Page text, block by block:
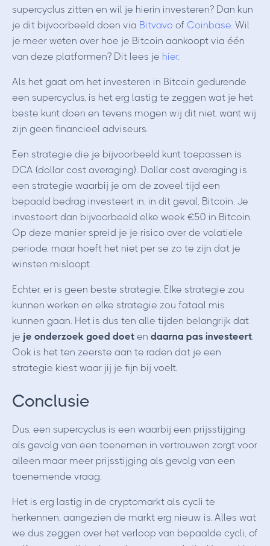
supercyclus zitten en wil je hierin investeren? Dan kun
je dit bijvoorbeeld doen via Bitvavo of Coinbase . Wil
je meer weten over hoe je Bitcoin aankoopt via één
van deze platformen? Dit lees je hier.
Als het gaat om het investeren in Bitcoin gedurende
een supercyclus, is het erg lastig te zeggen wat je het
beste kunt doen en tevens mogen wij dit niet, want wij
zijn geen financieel adviseurs.
Een strategie die je bijvoorbeeld kunt toepassen is
DCA (dollar cost averaging). Dollar cost averaging is
een strategie waarbij je om de zoveel tijd een
bepaald bedrag investeert in, in dit geval, Bitcoin. Je
investeert dan bijvoorbeeld elke week €50 in Bitcoin.
Op deze manier spreid je je risico over de volatiele
periode, maar hoeft het niet per se zo te zijn dat je
winsten misloopt.
Echter, er is geen beste strategie. Elke strategie zou
kunnen werken en elke strategie zou fataal mis
kunnen gaan. Het is dus ten alle tijden belangrijk dat
je je onderzoek goed doet en daarna pas investeert
Ook is het ten zeerste aan te raden dat je een
strategie kiest waar jij je fijn bij voelt.
Conclusie
Dus, een supercyclus is een waarbij een prijsstijging
als gevolg van een toenemen in vertrouwen zorgt voor
alleen maar meer prijsstijging als gevolg van een
toenemende vraag.
Het is erg lastig in de cryptomarkt als cycli te
herkennen, aangezien de markt erg nieuw is. Alles wat
we dus zeggen over het verloop van bepaalde cycli, of